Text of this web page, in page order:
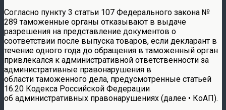
Согласно пункту 3 статьи 107 Федерального закона №
289 таможенные органы отказывают в выдаче
разрешения на представление документов о
соответствии после выпуска товаров, если декларант в
течение одного года до обращения в таможенный орган
привлекался к административной ответственности за
административные правонарушения в
области таможенного дела, предусмотренные статьей
16.20 Кодекса Российской Федерации
об административных правонарушениях (далее • КоАП).